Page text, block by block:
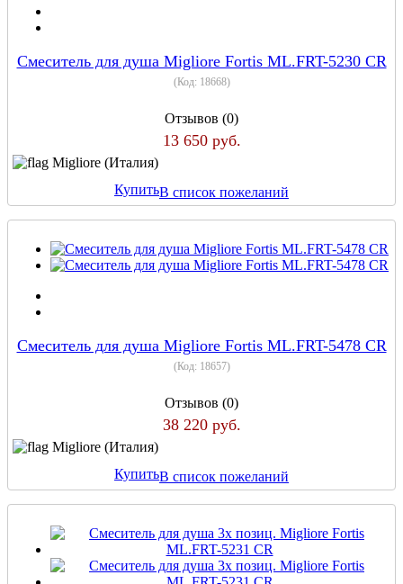
Смеситель для душа Migliore Fortis ML.FRT-5230 CR
(Код: 18668)
Отзывов (0)
13 650 руб.
Migliore (Италия)
КупитьВ список пожеланий
Смеситель для душа Migliore Fortis ML.FRT-5478 CR
(Код: 18657)
Отзывов (0)
38 220 руб.
Migliore (Италия)
КупитьВ список пожеланий